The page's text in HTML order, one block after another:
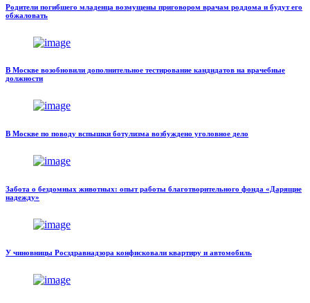
Родители погибшего младенца возмущены приговором врачам роддома и будут его
обжаловать
В Москве возобновили дополнительное тестирование кандидатов на врачебные
должности
В Москве по поводу вспышки ботулизма возбуждено уголовное дело
Забота о бездомных животных: опыт работы благотворительного фонда «Дарящие
надежду»
У чиновницы Росздравнадзора конфисковали квартиру и автомобиль